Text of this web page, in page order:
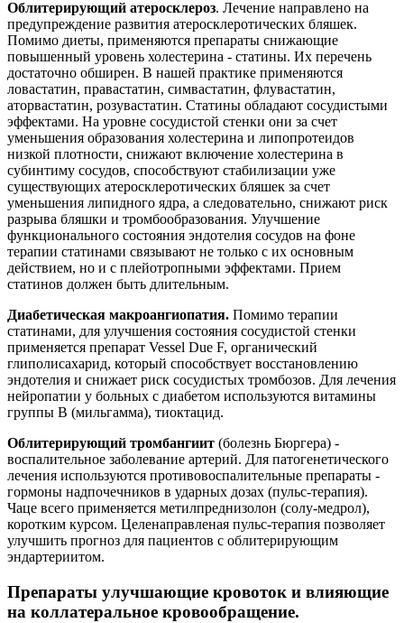
Облитерирующий атеросклероз. Лечение направлено на
предупреждение развития атеросклеротических бляшек.
Помимо диеты, применяются препараты снижающие
повышенный уровень холестерина - статины. Их перечень
достаточно обширен. В нашей практике применяются
ловастатин, правастатин, симвастатин, флувастатин,
аторвастатин, розувастатин. Статины обладают сосудистыми
эффектами. На уровне сосудистой стенки они за счет
уменьшения образования холестерина и липопротеидов
низкой плотности, снижают включение холестерина в
субинтиму сосудов, способствуют стабилизации уже
существующих атеросклеротических бляшек за счет
уменьшения липидного ядра, а следовательно, снижают риск
разрыва бляшки и тромбообразования. Улучшение
функционального состояния эндотелия сосудов на фоне
терапии статинами связывают не только с их основным
действием, но и с плейотропными эффектами. Прием
статинов должен быть длительным.
Диабетическая макроангиопатия. Помимо терапии
статинами, для улучшения состояния сосудистой стенки
применяется препарат Vessel Due F, органический
глиполисахарид, который способствует восстановлению
эндотелия и снижает риск сосудистых тромбозов. Для лечения
нейропатии у больных с диабетом используются витамины
группы В (мильгамма), тиоктацид.
Облитерирующий тромбангиит (болезнь Бюргера) -
воспалительное заболевание артерий. Для патогенетического
лечения используются противовоспалительные препараты -
гормоны надпочечников в ударных дозах (пульс-терапия).
Чаце всего применяется метилпреднизолон (солу-медрол),
коротким курсом. Целенаправленая пульс-терапия позволяет
улучшить прогноз для пациентов с облитерирующим
эндартериитом.
Препараты улучшающие кровоток и влияющие
на коллатеральное кровообращение.